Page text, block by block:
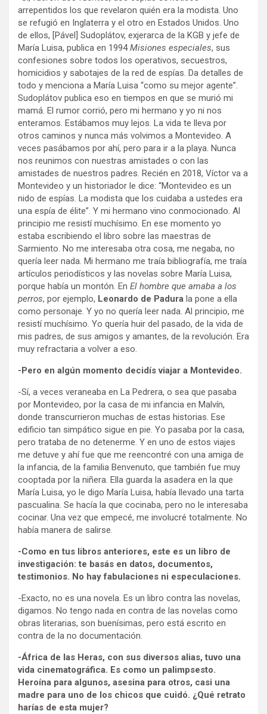
arrepentidos los que revelaron quién era la modista. Uno
se refugió en Inglaterra y el otro en Estados Unidos. Uno
de ellos, [Pável] Sudoplátov, exjerarca de la KGB y jefe de
María Luisa, publica en 1994Misiones especiales, sus
confesiones sobre todos los operativos, secuestros,
homicidios y sabotajes de la red de espías. Da detalles de
todo y menciona a María Luisa “como su mejor agente”.
Sudoplátov publica eso en tiempos en que se murió mi
mamá. El rumor corrió, pero mi hermano y yo ni nos
enteramos. Estábamos muy lejos. La vida te lleva por
otros caminos y nunca más volvimos a Montevideo. A
veces pasábamos por ahí, pero para ir a la playa. Nunca
nos reunimos con nuestras amistades o con las
amistades de nuestros padres. Recién en 2018, Víctor va a
Montevideo y un historiador le dice: “Montevideo es un
nido de espías. La modista que los cuidaba a ustedes era
una espía de élite”. Y mi hermano vino conmocionado. Al
principio me resistí muchísimo. En ese momento yo
estaba escribiendo el libro sobre las maestras de
Sarmiento. No me interesaba otra cosa, me negaba, no
quería leer nada. Mi hermano me traía bibliografía, me traía
artículos periodísticos y las novelas sobre María Luisa,
porque había un montón. En El hombre que amaba a los
perros, por ejemplo, Leonardo de Padura la pone a ella
como personaje. Y yo no quería leer nada. Al principio, me
resistí muchísimo. Yo quería huir del pasado, de la vida de
mis padres, de sus amigos y amantes, de la revolución. Era
muy refractaria a volver a eso.
-Pero en algún momento decidís viajar a Montevideo.
-Sí, a veces veraneaba en La Pedrera, o sea que pasaba
por Montevideo, por la casa de mi infancia en Malvín,
donde transcurrieron muchas de estas historias. Ese
edificio tan simpático sigue en pie. Yo pasaba por la casa,
pero trataba de no detenerme. Y en uno de estos viajes
me detuve y ahí fue que me reencontré con una amiga de
la infancia, de la familia Benvenuto, que también fue muy
cooptada por la niñera. Ella guarda la asadera en la que
María Luisa, yo le digo María Luisa, había llevado una tarta
pascualina. Se hacía la que cocinaba, pero no le interesaba
cocinar. Una vez que empecé, me involucré totalmente. No
había manera de salirse.
-Como en tus libros anteriores, este es un libro de
investigación: te basás en datos, documentos,
testimonios. No hay fabulaciones ni especulaciones.
-Exacto, no es una novela. Es un libro contra las novelas,
digamos. No tengo nada en contra de las novelas como
obras literarias, son buenísimas, pero está escrito en
contra de la no documentación.
-África de las Heras, con sus diversos alias, tuvo una
vida cinematográfica. Es como un palimpsesto.
Heroína para algunos, asesina para otros, casi una
madre para uno de los chicos que cuidó. ¿Qué retrato
harías de esta mujer?